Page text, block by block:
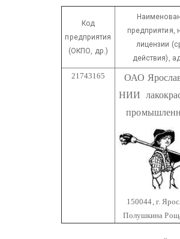
Код
предприятия
(ОКПО, др.)
предприятия,
лицензии
действия),
21743165
ОАО
НИИ
150044, г.
Полушкина